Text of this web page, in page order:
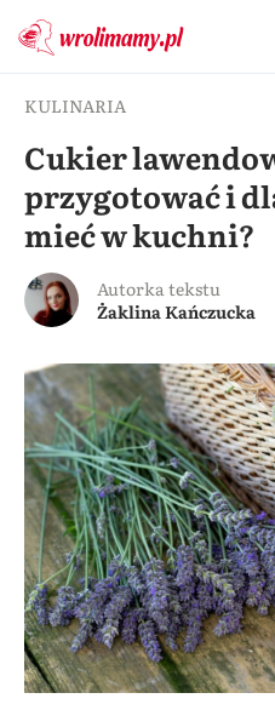
KULINARIA
Cukier
przygotować i
mieć w kuchni?
Autorka tekstu
Żaklina Kańczucka